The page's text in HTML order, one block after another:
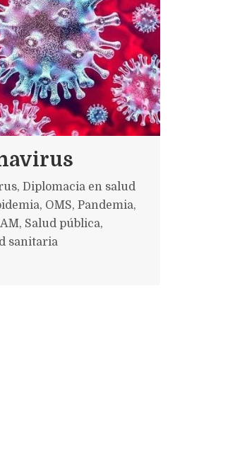
, Diplomacia en salud
, OMS, Pandemia,
, Salud pública,
sanitaria